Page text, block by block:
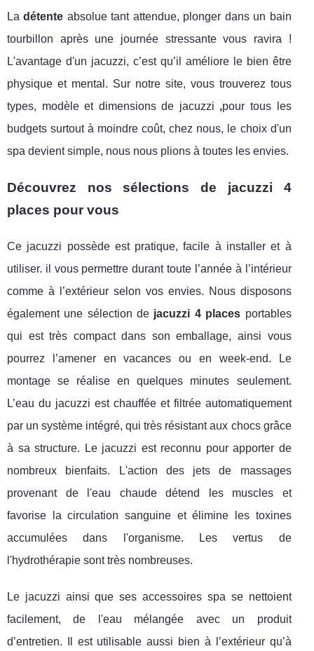
Ladétente absolue tant attendue, plonger dans un bain
tourbillon après une journée stressante vous ravira !
L'avantage d'un jacuzzi, c’est qu’il améliore le bien être
physique et mental. Sur notre site, vous trouverez tous
types, modèle et dimensions de jacuzzi ,pour tous les
budgets surtout à moindre coût, chez nous, le choix d'un
spa devient simple, nous nous plions à toutes les envies.
Découvrez nos sélections de jacuzzi 4
places pour vous
Ce jacuzzi possède est pratique, facile à installer et à
utiliser. il vous permettre durant toute l’année à l’intérieur
comme à l’extérieur selon vos envies. Nous disposons
également une sélection de jacuzzi 4 places portables
qui est très compact dans son emballage, ainsi vous
pourrez l’amener en vacances ou en week-end. Le
montage se réalise en quelques minutes seulement.
L’eau du jacuzzi est chauffée et filtrée automatiquement
par un système intégré, qui très résistant aux chocs grâce
à sa structure. Le jacuzzi est reconnu pour apporter de
nombreux bienfaits. L'action des jets de massages
provenant de l'eau chaude détend les muscles et
favorise la circulation sanguine et élimine les toxines
accumulées dans l'organisme. Les vertus de
l'hydrothérapie sont très nombreuses.
Le jacuzzi ainsi que ses accessoires spa se nettoient
facilement, de l'eau mélangée avec un produit
d’entretien. Il est utilisable aussi bien à l’extérieur qu’à